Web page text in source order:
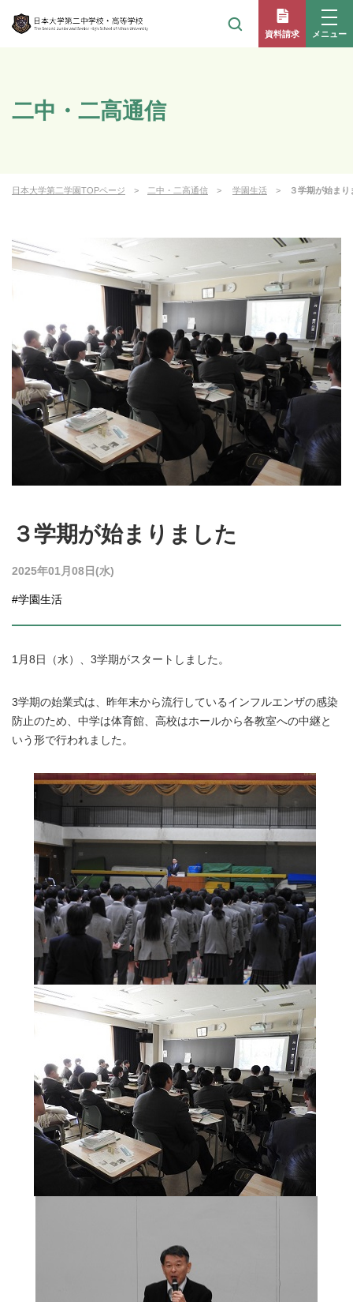
資料請求 メニュー
二中・二高通信
日本大学第二学園TOPページ 二中・二高通信 学園生活 ３学期が始まり
３学期が始まりました
2025年01月08日(水)
#学園生活
1月8日（水）、3学期がスタートしました。
3学期の始業式は、昨年末から流行しているインフルエンザの感染
防止のため、中学は体育館、高校はホールから各教室への中継と
いう形で行われました。